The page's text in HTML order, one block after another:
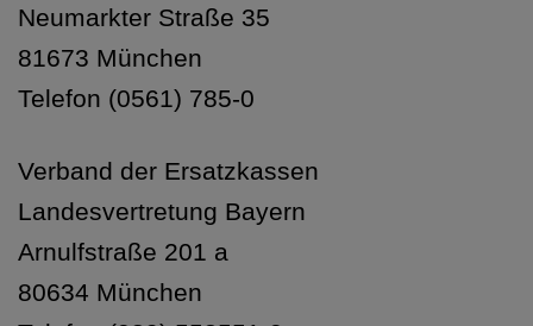
Neumarkter Straße 35
81673 München
Telefon (0561) 785-0
Verband der Ersatzkassen
Landesvertretung Bayern
Arnulfstraße 201 a
80634 München